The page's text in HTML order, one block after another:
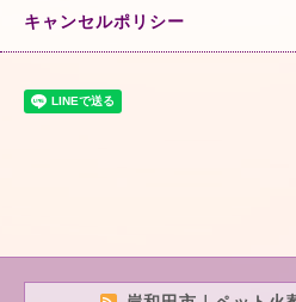
キャンセルポリシー